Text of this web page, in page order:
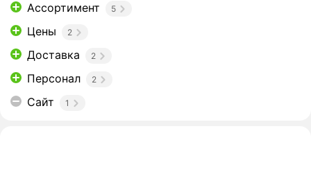
Ассортимент 5
Цены 2
Доставка 2
Персонал 2
Сайт 1